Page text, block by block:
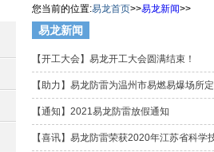
您当前的位置:易龙首页>>易龙新闻>>
易龙新闻
【开工大会】易龙开工大会圆满结束！
【助力】易龙防雷为温州市易燃易爆场所
【通知】2021易龙防雷放假通知
【喜讯】易龙防雷荣获2020年江苏省科学